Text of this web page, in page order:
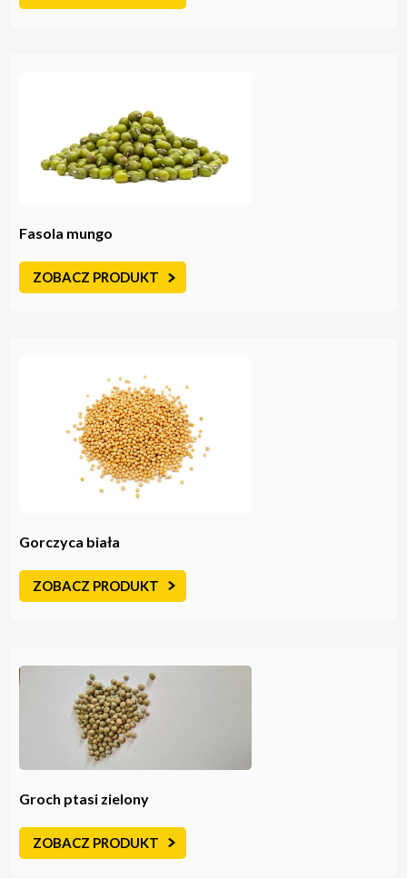
Fasola mungo
ZOBACZ PRODUKT
Gorczyca biała
ZOBACZ PRODUKT
Groch ptasi zielony
ZOBACZ PRODUKT